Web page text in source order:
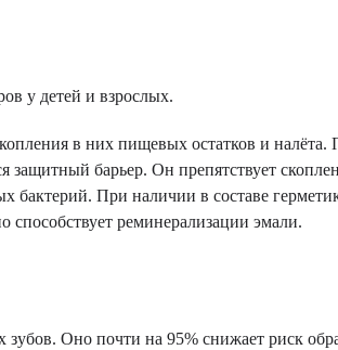
у детей и взрослых.
в них пищевых остатков и налёта.
защитный барьер. Он препятствует
бактерий. При наличии в составе
способствует реминерализации эмали.
Оно почти на 95% снижает риск